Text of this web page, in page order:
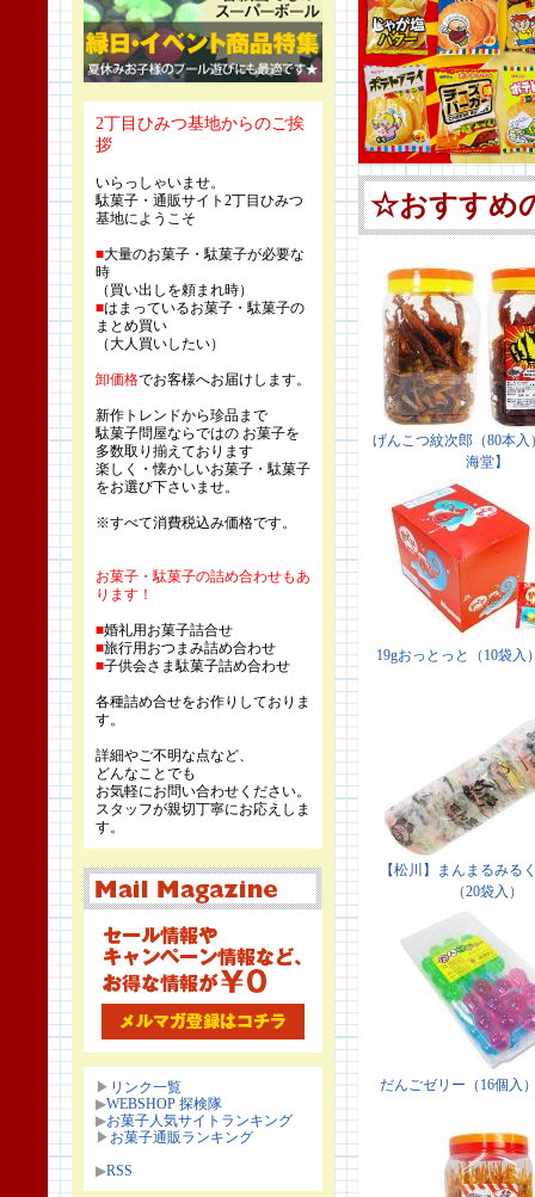
2丁目ひみつ基地からのご挨
拶
いらっしゃいませ。
駄菓子・通販サイト2丁目ひみつ
基地にようこそ
■大量のお菓子・駄菓子が必要な
時
（買い出しを頼まれ時）
■はまっているお菓子・駄菓子の
まとめ買い
（大人買いしたい）
卸価格でお客様へお届けします。
新作トレンドから珍品まで
駄菓子問屋ならではの お菓子を
多数取り揃えております
楽しく・懐かしいお菓子・駄菓子
をお選び下さいませ。
※すべて消費税込み価格です。
お菓子・駄菓子の詰め合わせもあ
ります！
■婚礼用お菓子詰合せ
■旅行用おつまみ詰め合わせ
■子供会さま駄菓子詰め合わせ
各種詰め合せをお作りしておりま
す。
詳細やご不明な点など、
どんなことでも
お気軽にお問い合わせください。
スタッフが親切丁寧にお応えしま
す。
▶ リンク一覧
▶WEBSHOP 探検隊
▶お菓子人気サイトランキング
▶ お菓子通販ランキング
▶RSS